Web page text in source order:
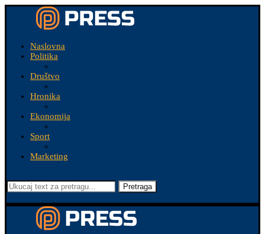
Naslovna
Politika
Društvo
Hronika
Ekonomija
Sport
Marketing
Pretraga